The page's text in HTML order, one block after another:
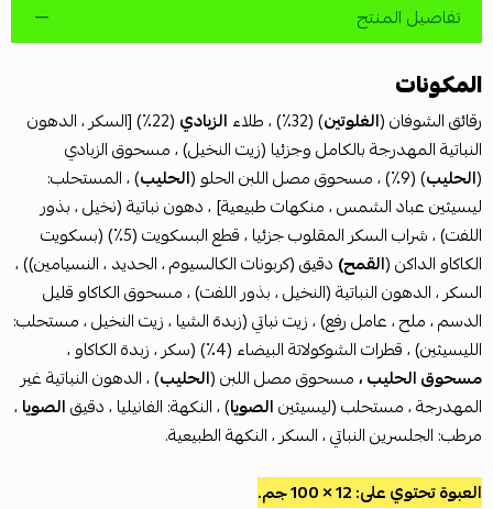
تفاصيل المنتج
المكونات
رقائق الشوفان (الغلوتين) (32٪) ، طلاء الزبادي
(22٪) [السكر ، الدهون
النباتية المهدرجة بالكامل وجزئيا (زيت النخيل) ، مسحوق الزبادي
(الحليب) (9٪) ، مسحوق مصل اللبن الحلو ( الحليب) ، المستحلب:
ليسيثين عباد الشمس ، منكهات طبيعية] ، دهون نباتية (نخيل ، بذور
اللفت) ، شراب السكر المقلوب جزئيا ، قطع البسكويت (5٪) (بسكويت
الكاكاو الداكن (القمح) دقيق (كربونات الكالسيوم ، الحديد ، النسيامين)) ،
السكر ، الدهون النباتية (النخيل ، بذور اللفت) ، مسحوق الكاكاو قليل
الدسم ، ملح ، عامل رفع) ، زيت نباتي (زبدة الشيا ، زيت النخيل ، مستحلب:
الليسيثين) ، قطرات الشوكولاتة البيضاء (4٪) (سكر ، زبدة الكاكاو ،
مسحوق الحليب ،مسحوق مصل اللبن (الحليب) ، الدهون النباتية غير
المهدرجة ، مستحلب (ليسيثينالصويا) ، النكهة: الفانيليا ، دقيقالصويا ،
مرطب: الجلسرين النباتي ، السكر ، النكهة الطبيعية.
العبوة تحتوي على: 12 × 100 جم.